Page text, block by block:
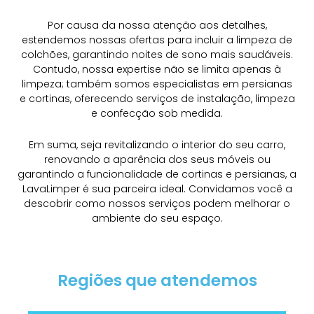
Por causa da nossa atenção aos detalhes,
estendemos nossas ofertas para incluir a limpeza de
colchões, garantindo noites de sono mais saudáveis.
Contudo, nossa expertise não se limita apenas à
limpeza; também somos especialistas em persianas
e cortinas, oferecendo serviços de instalação, limpeza
e confecção sob medida.
Em suma, seja revitalizando o interior do seu carro,
renovando a aparência dos seus móveis ou
garantindo a funcionalidade de cortinas e persianas, a
LavaLimper é sua parceira ideal. Convidamos você a
descobrir como nossos serviços podem melhorar o
ambiente do seu espaço.
Regiões que atendemos